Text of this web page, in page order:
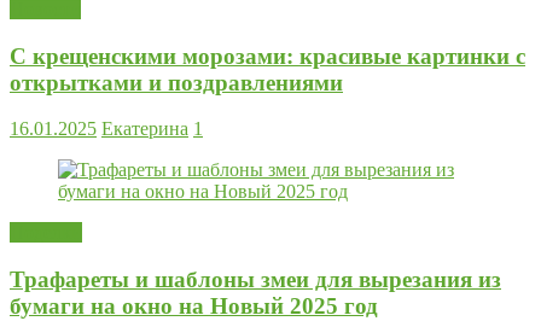
С крещенскими морозами: красивые картинки с
открытками и поздравлениями
16.01.2025 Екатерина 1
Трафареты и шаблоны змеи для вырезания из
бумаги на окно на Новый 2025 год